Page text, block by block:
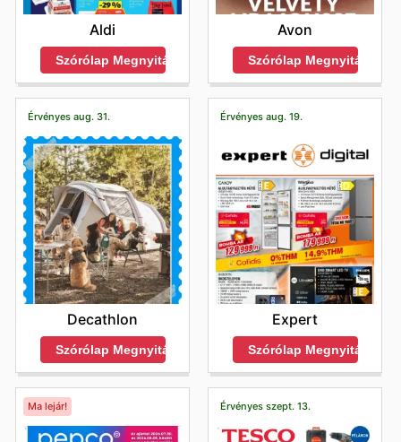
Aldi
Szórólap Megnyitása
Avon
Szórólap Megnyitása
Érvényes aug. 31.
Decathlon
Szórólap Megnyitása
Érvényes aug. 19.
Expert
Szórólap Megnyitása
Ma lejár! Érvényes szept. 13.